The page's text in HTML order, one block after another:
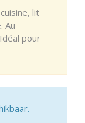
lit
Au
pour